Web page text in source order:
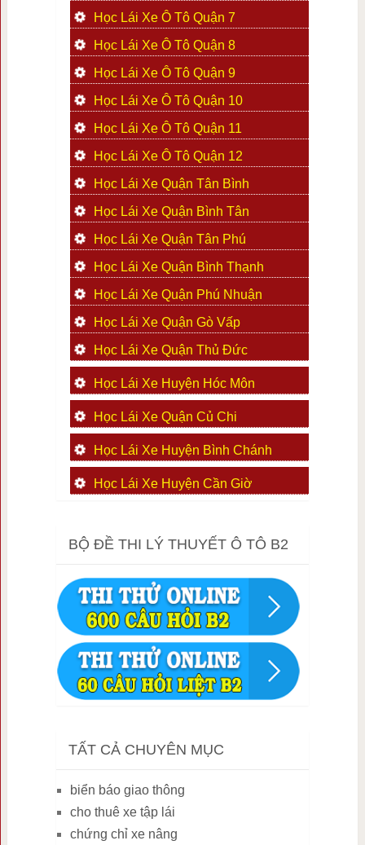
Học Lái Xe Ô Tô Quận 7
Học Lái Xe Ô Tô Quận 8
Học Lái Xe Ô Tô Quận 9
Học Lái Xe Ô Tô Quận 10
Học Lái Xe Ô Tô Quận 11
Học Lái Xe Ô Tô Quận 12
Học Lái Xe Quận Tân Bình
Học Lái Xe Quận Bình Tân
Học Lái Xe Quận Tân Phú
Học Lái Xe Quận Bình Thạnh
Học Lái Xe Quận Phú Nhuận
Học Lái Xe Quận Gò Vấp
Học Lái Xe Quận Thủ Đức
Học Lái Xe Huyện Hóc Môn
Học Lái Xe Quận Củ Chi
Học Lái Xe Huyện Bình Chánh
Học Lái Xe Huyện Cần Giờ
BỘ ĐỀ THI LÝ THUYẾT Ô TÔ B2
TẤT CẢ CHUYÊN MỤC
biển báo giao thông
cho thuê xe tập lái
chứng chỉ xe nâng